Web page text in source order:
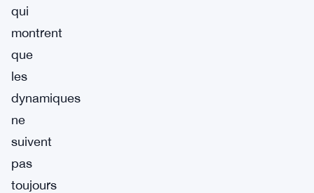
qui
montrent
que
les
dynamiques
ne
suivent
pas
toujours